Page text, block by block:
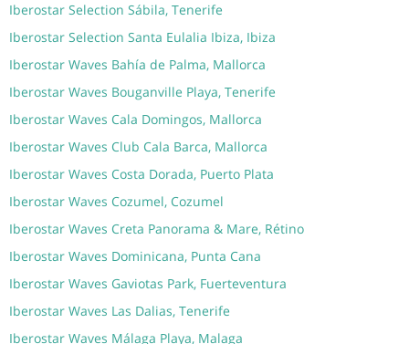
Iberostar Selection Sábila, Tenerife
Iberostar Selection Santa Eulalia Ibiza, Ibiza
Iberostar Waves Bahía de Palma, Mallorca
Iberostar Waves Bouganville Playa, Tenerife
Iberostar Waves Cala Domingos, Mallorca
Iberostar Waves Club Cala Barca, Mallorca
Iberostar Waves Costa Dorada, Puerto Plata
Iberostar Waves Cozumel, Cozumel
Iberostar Waves Creta Panorama & Mare, Rétino
Iberostar Waves Dominicana, Punta Cana
Iberostar Waves Gaviotas Park, Fuerteventura
Iberostar Waves Las Dalias, Tenerife
Iberostar Waves Málaga Playa, Malaga